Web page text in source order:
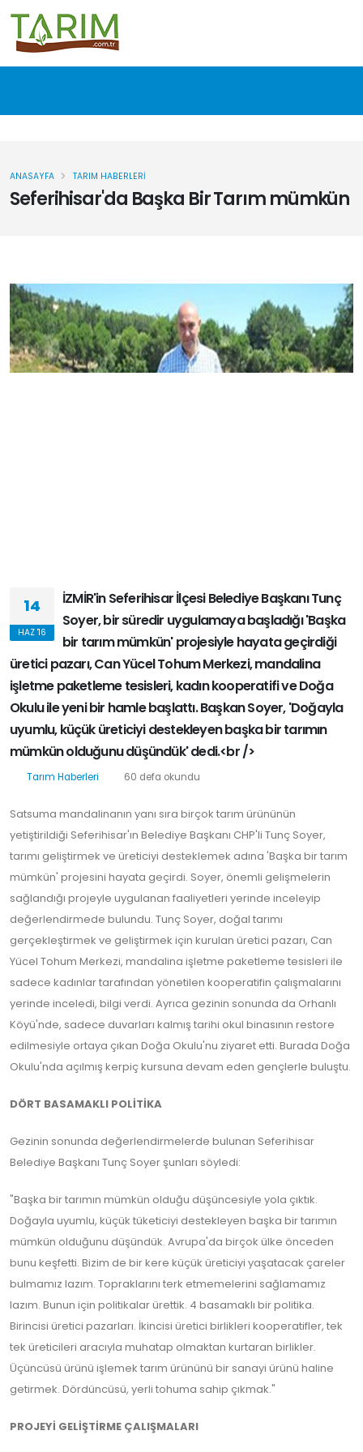
Seferihisar'da Başka Bir Tarım mümkün
ANASAYFA TARIM HABERLERI
14
HAZ '16
İZMİR'in Seferihisar İlçesi Belediye Başkanı Tunç
Soyer, bir süredir uygulamaya başladığı 'Başka
bir tarım mümkün' projesiyle hayata geçirdiği
üretici pazarı, Can Yücel Tohum Merkezi, mandalina
işletme paketleme tesisleri, kadın kooperatifi ve Doğa
Okulu ile yeni bir hamle başlattı. Başkan Soyer, 'Doğayla
uyumlu, küçük üreticiyi destekleyen başka bir tarımın
mümkün olduğunu düşündük' dedi.<br />
Tarım Haberleri 60 defa okundu
Satsuma mandalinanın yanı sıra birçok tarım ürününün
yetiştirildiği Seferihisar'ın Belediye Başkanı CHP'li Tunç Soyer,
tarımı geliştirmek ve üreticiyi desteklemek adına 'Başka bir tarım
mümkün' projesini hayata geçirdi. Soyer, önemli gelişmelerin
sağlandığı projeyle uygulanan faaliyetleri yerinde inceleyip
değerlendirmede bulundu. Tunç Soyer, doğal tarımı
gerçekleştirmek ve geliştirmek için kurulan üretici pazarı, Can
Yücel Tohum Merkezi, mandalina işletme paketleme tesisleri ile
sadece kadınlar tarafından yönetilen kooperatifin çalışmalarını
yerinde inceledi, bilgi verdi. Ayrıca gezinin sonunda da Orhanlı
Köyü'nde, sadece duvarları kalmış tarihi okul binasının restore
edilmesiyle ortaya çıkan Doğa Okulu'nu ziyaret etti. Burada Doğa
Okulu'nda açılmış kerpiç kursuna devam eden gençlerle buluştu.
DÖRT BASAMAKLI POLİTİKA
Gezinin sonunda değerlendirmelerde bulunan Seferihisar
Belediye Başkanı Tunç Soyer şunları söyledi:
"Başka bir tarımın mümkün olduğu düşüncesiyle yola çıktık.
Doğayla uyumlu, küçük tüketiciyi destekleyen başka bir tarımın
mümkün olduğunu düşündük. Avrupa'da birçok ülke önceden
bunu keşfetti. Bizim de bir kere küçük üreticiyi yaşatacak çareler
bulmamız lazım. Topraklarını terk etmemelerini sağlamamız
lazım. Bunun için politikalar ürettik. 4 basamaklı bir politika.
Birincisi üretici pazarları. İkincisi üretici birlikleri kooperatifler, tek
tek üreticileri aracıyla muhatap olmaktan kurtaran birlikler.
Üçüncüsü ürünü işlemek tarım ürününü bir sanayi ürünü haline
getirmek. Dördüncüsü, yerli tohuma sahip çıkmak."
PROJEYİ GELİŞTİRME ÇALIŞMALARI